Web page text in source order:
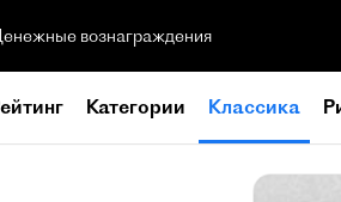
вознаграждения
Категории Классика